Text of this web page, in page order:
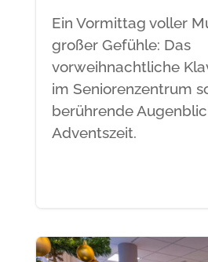
Ein Vormittag voller
großer Gefühle: Das
vorweihnachtliche
im Seniorenzentrum
berührende
Adventszeit.